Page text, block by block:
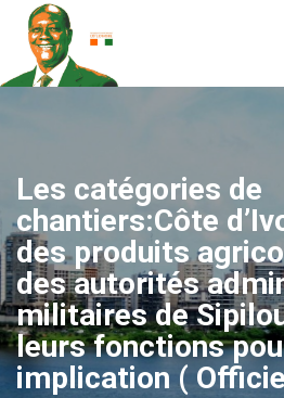
Les catégories de
chantiers:Côte
des produits
des autorités
militaires de
leurs fonctions
implication (